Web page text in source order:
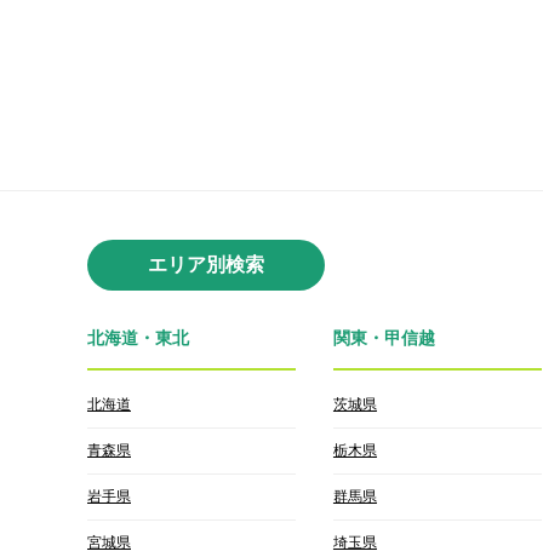
エリア別検索
北海道・東北
北海道
青森県
岩手県
宮城県
関東・甲信越
茨城県
栃木県
群馬県
埼玉県